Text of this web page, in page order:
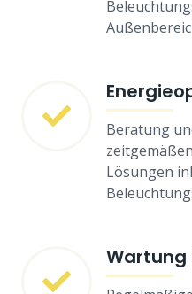
Beratung
Lösungen
Wartung